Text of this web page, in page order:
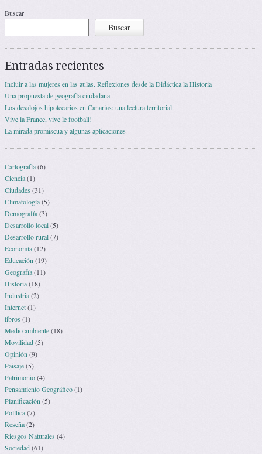
Buscar
Buscar
Entradas recientes
Incluir a las mujeres en las aulas. Reflexiones desde la Didáctica la Historia
Una propuesta de geografía ciudadana
Los desalojos hipotecarios en Canarias: una lectura territorial
Vive la France, vive le football!
La mirada promiscua y algunas aplicaciones
Cartografía(6)
Ciencia(1)
Ciudades (31)
Climatología(5)
Demografía(3)
Desarrollo local(5)
Desarrollo rural(7)
Economía(12)
Educación (19)
Geografía(11)
Historia(18)
Industria(2)
Internet(1)
libros (1)
Medio ambiente(18)
Movilidad(5)
Opinión (9)
Paisaje(5)
Patrimonio(4)
Pensamiento Geográfico(1)
Planificación (5)
Política(7)
Reseña(2)
Riesgos Naturales (4)
Sociedad(61)